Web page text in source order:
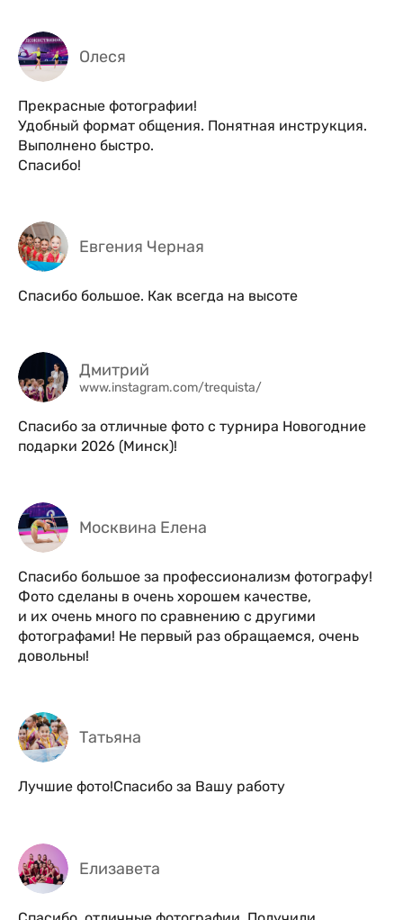
Олеся
Прекрасные фотографии!
Удобный формат общения. Понятная инструкция.
Выполнено быстро.
Спасибо!
Евгения Черная
Спасибо большое. Как всегда на высоте
Дмитрий
www.instagram.com/trequista/
Спасибо за отличные фото с турнира Новогодние
подарки 2026 (Минск)!
Москвина Елена
Спасибо большое за профессионализм фотографу!
Фото сделаны в очень хорошем качестве,
и их очень много по сравнению с другими
фотографами! Не первый раз обращаемся, очень
довольны!
Татьяна
Лучшие фото!Спасибо за Вашу работу
Елизавета